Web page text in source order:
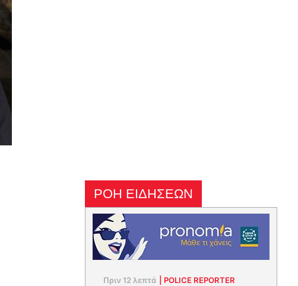
ΡΟΗ ΕΙΔΗΣΕΩΝ
Πριν 12 λεπτά POLICE REPORTER